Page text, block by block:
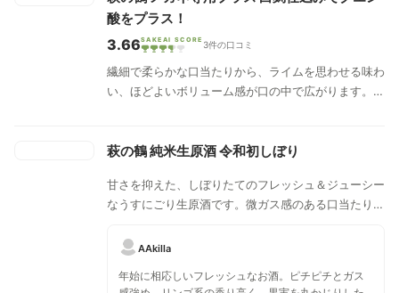
酸をプラス！
3.66SAKEAI SCORE 3件の口コミ
繊細で柔らかな口当たりから、ライムを思わせる味わ
い、ほどよいボリューム感が口の中で広がります。甘
萩の鶴 純米生原酒 令和初しぼり
甘さを抑えた、しぼりたてのフレッシュ＆ジューシー
なうすにごり生原酒です。微ガス感のある口当たりに
い渋味と爽やかな酸が綺麗に馴染んでいて爽快感のあ
AAkilla
年始に相応しいフレッシュなお酒。ピチピチとガス